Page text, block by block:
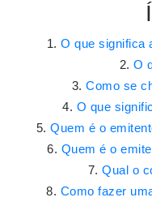
O que significa
O
Como se
O que
Quem é o
Quem é o
Qual o
Como fazer